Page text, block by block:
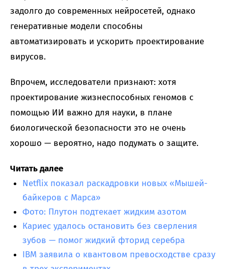
задолго до современных нейросетей, однако
генеративные модели способны
автоматизировать и ускорить проектирование
вирусов.
Впрочем, исследователи признают: хотя
проектирование жизнеспособных геномов с
помощью ИИ важно для науки, в плане
биологической безопасности это не очень
хорошо — вероятно, надо подумать о защите.
Читать далее
Netflix показал раскадровки новых «Мышей-
байкеров с Марса»
Фото: Плутон подтекает жидким азотом
Кариес удалось остановить без сверления
зубов — помог жидкий фторид серебра
IBM заявила о квантовом превосходстве сразу